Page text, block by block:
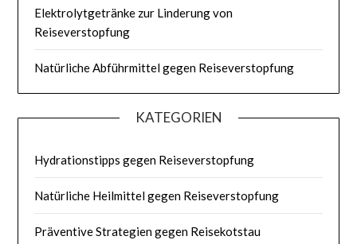
Elektrolytgetränke zur Linderung von
Reiseverstopfung
Natürliche Abführmittel gegen Reiseverstopfung
KATEGORIEN
Hydrationstipps gegen Reiseverstopfung
Natürliche Heilmittel gegen Reiseverstopfung
Präventive Strategien gegen Reisekotstau